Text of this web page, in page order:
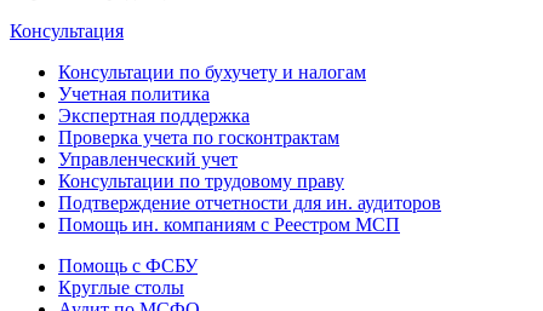
Консультация
Консультации по бухучету и налогам
Учетная политика
Экспертная поддержка
Проверка учета по госконтрактам
Управленческий учет
Консультации по трудовому праву
Подтверждение отчетности для ин. аудиторов
Помощь ин. компаниям с Реестром МСП
Помощь с ФСБУ
Круглые столы